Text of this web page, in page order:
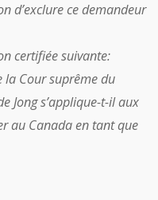
d’exclure ce demandeur
certifiée suivante:
la Cour suprême du
Jong s’applique-t-il aux
au Canada en tant que